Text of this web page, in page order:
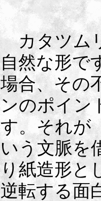
カタツム
自然な形で
場合、その
ンのポイン
す。それが
いう文脈を
り紙造形と
逆転する面